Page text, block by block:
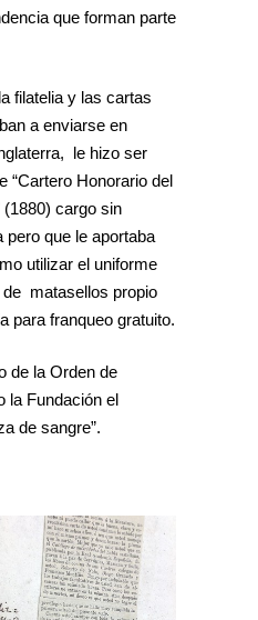
que forman parte
filatelia y las cartas
a enviarse en
le hizo ser
“Cartero Honorario del
(1880) cargo sin
pero que le aportaba
utilizar el uniforme
matasellos propio
para franqueo gratuito.
de la Orden de
la Fundación el
de sangre”.